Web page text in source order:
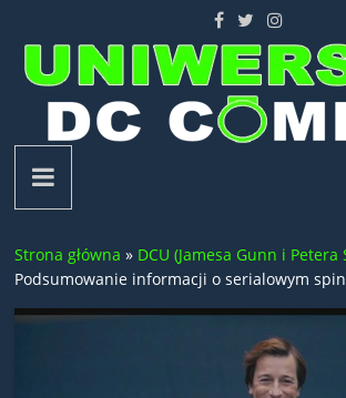
content
Uniwersum
DC
Comics
Strona główna » DCU (Jamesa Gunn i Petera
Podsumowanie informacji o serialowym